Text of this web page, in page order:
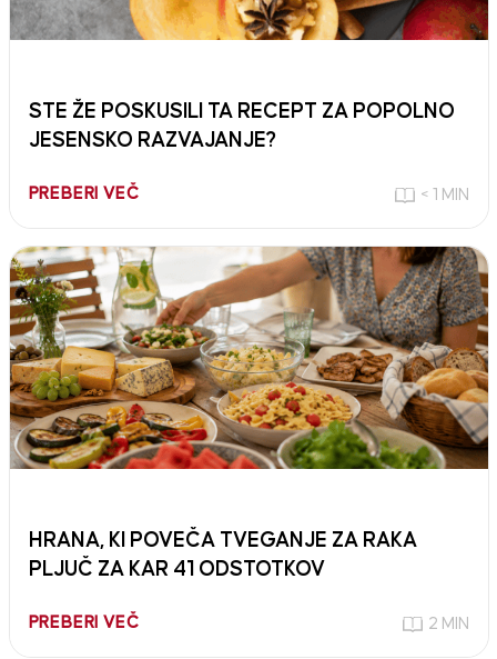
STE ŽE POSKUSILI TA RECEPT ZA POPOLNO
JESENSKO RAZVAJANJE?
PREBERI VEČ < 1 MIN
HRANA, KI POVEČA TVEGANJE ZA RAKA
PLJUČ ZA KAR 41 ODSTOTKOV
PREBERI VEČ 2 MIN